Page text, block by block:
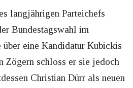
langjährigen Parteichefs
Bundestagswahl im
über eine Kandidatur Kubickis
Zögern schloss er sie jedoch
Christian Dürr als neuen